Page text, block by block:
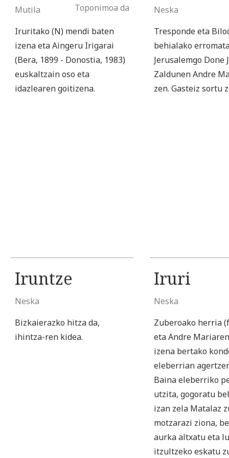
Mutila Toponimoa da
Iruritako (N) mendi baten
izena eta Aingeru Irigarai
(Bera, 1899 - Donostia, 1983)
euskaltzain oso eta
idazlearen goitizena.
Neska
Tresponde eta
behialako
Jerusalemgo Done
Zaldunen Andre
zen. Gasteiz sortu
Iruntze
Neska
Bizkaierazko hitza da,
ihintza-ren kidea.
Iruri
Neska
Zuberoako herria
eta Andre
izena bertako
eleberrian
Baina eleberriko
utzita, gogoratu
izan zela Matalaz
motzarazi ziona,
aurka altxatu eta
itzultzeko eskatu